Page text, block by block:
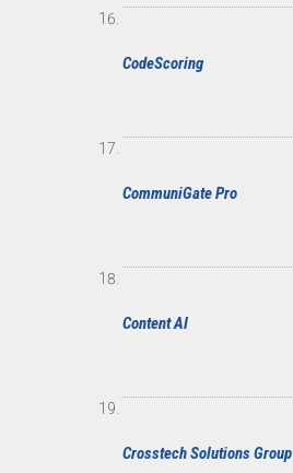
CodeScoring
CommuniGate Pro
Content AI
Crosstech Solutions Group